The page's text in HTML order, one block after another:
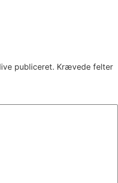
publiceret. Krævede felter